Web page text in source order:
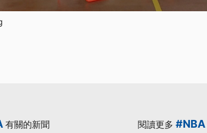
有關的新聞 閱讀更多 #NBA